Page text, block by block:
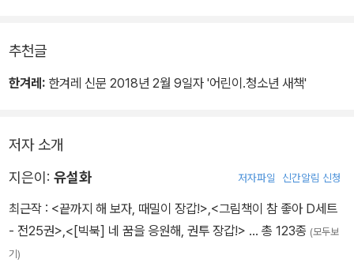
아가는 법을 익힐 틈도 없이 길바닥에 버려졌다.
신 있다 하고, 개는 노래하고 싶지만 사람들 눈치를 보느라 꾹꾹 참아
왔다 한다. 닭은 퍼드덕퍼드덕 춤추는 걸 좋아하고, 말은 다가닥다가
물의 노래와 춤을 좋아해 줄까?
추천글
한겨레: 한겨레 신문 2018년 2월 9일자 '어린이.청소년 새책'
저자 소개
지은이: 유설화 저자파일 신간알림 신청
최근작 : <끝까지 해 보자, 때밀이 장갑!>,<그림책이 참 좋아 D세트
- 전25권>,<[빅북] 네 꿈을 응원해, 권투 장갑!> … 총 123종 (모두보
기)